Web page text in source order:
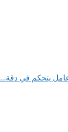
يتحكم في دقة...